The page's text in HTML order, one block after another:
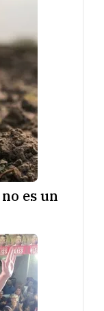
es un